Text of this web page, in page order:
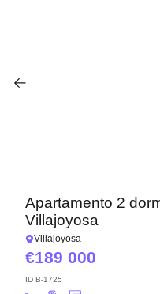
Apartamento 2
Villajoyosa
Villajoyosa
189 000
ID B-1725